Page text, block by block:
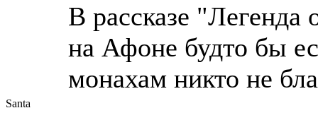
Santa
В рассказе "Легенда
на Афоне будто бы
монахам никто не